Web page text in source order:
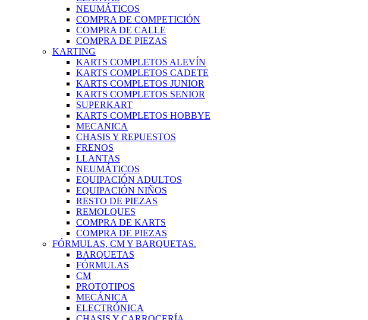
NEUMÁTICOS
COMPRA DE COMPETICIÓN
COMPRA DE CALLE
COMPRA DE PIEZAS
KARTING
KARTS COMPLETOS ALEVÍN
KARTS COMPLETOS CADETE
KARTS COMPLETOS JUNIOR
KARTS COMPLETOS SENIOR
SUPERKART
KARTS COMPLETOS HOBBYE
MECANICA
CHASIS Y REPUESTOS
FRENOS
LLANTAS
NEUMÁTICOS
EQUIPACIÓN ADULTOS
EQUIPACIÓN NIÑOS
RESTO DE PIEZAS
REMOLQUES
COMPRA DE KARTS
COMPRA DE PIEZAS
FÓRMULAS, CM Y BARQUETAS.
BARQUETAS
FÓRMULAS
CM
PROTOTIPOS
MECÁNICA
ELECTRÓNICA